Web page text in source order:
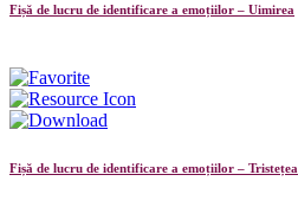
Fișă de lucru de identificare a emoțiilor – Uimirea
Fișă de lucru de identificare a emoțiilor – Tristețea